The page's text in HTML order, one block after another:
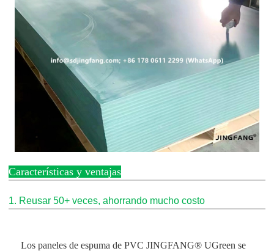
Características y ventajas
1. Reusar 50+ veces, ahorrando mucho costo
Los paneles de espuma de PVC JINGFANG® UGreen se